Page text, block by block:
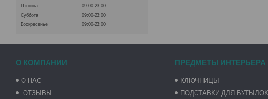
Пятница
09:00-23:00
Суббота
09:00-23:00
Воскресенье
09:00-23:00
О КОМПАНИИ
О НАС
ОТЗЫВЫ
ПРЕДМЕТЫ ИНТЕРЬЕРА
КЛЮЧНИЦЫ
ПОДСТАВКИ ДЛЯ БУТЫЛОК